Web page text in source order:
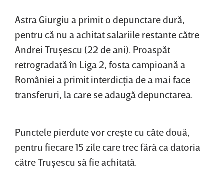
Astra Giurgiu a primit o depunctare dură,
pentru că nu a achitat salariile restante către
Andrei Truşescu (22 de ani). Proaspăt
retrogradată în Liga 2, fosta campioană a
României a primit interdicţia de a mai face
transferuri, la care se adaugă depunctarea.
Punctele pierdute vor creşte cu câte două,
pentru fiecare 15 zile care trec fără ca datoria
către Truşescu să fie achitată.